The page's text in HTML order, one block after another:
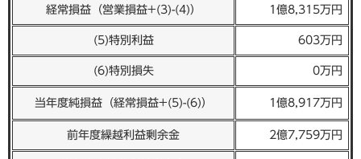
経常損益（営業損益+(3)-(4)） 1億8,315万円
(5)特別利益 603万円
(6)特別損失 0万円
当年度純損益（経常損益+(5)-(6)） 1億8,917万円
前年度繰越利益剰余金 2億7,759万円